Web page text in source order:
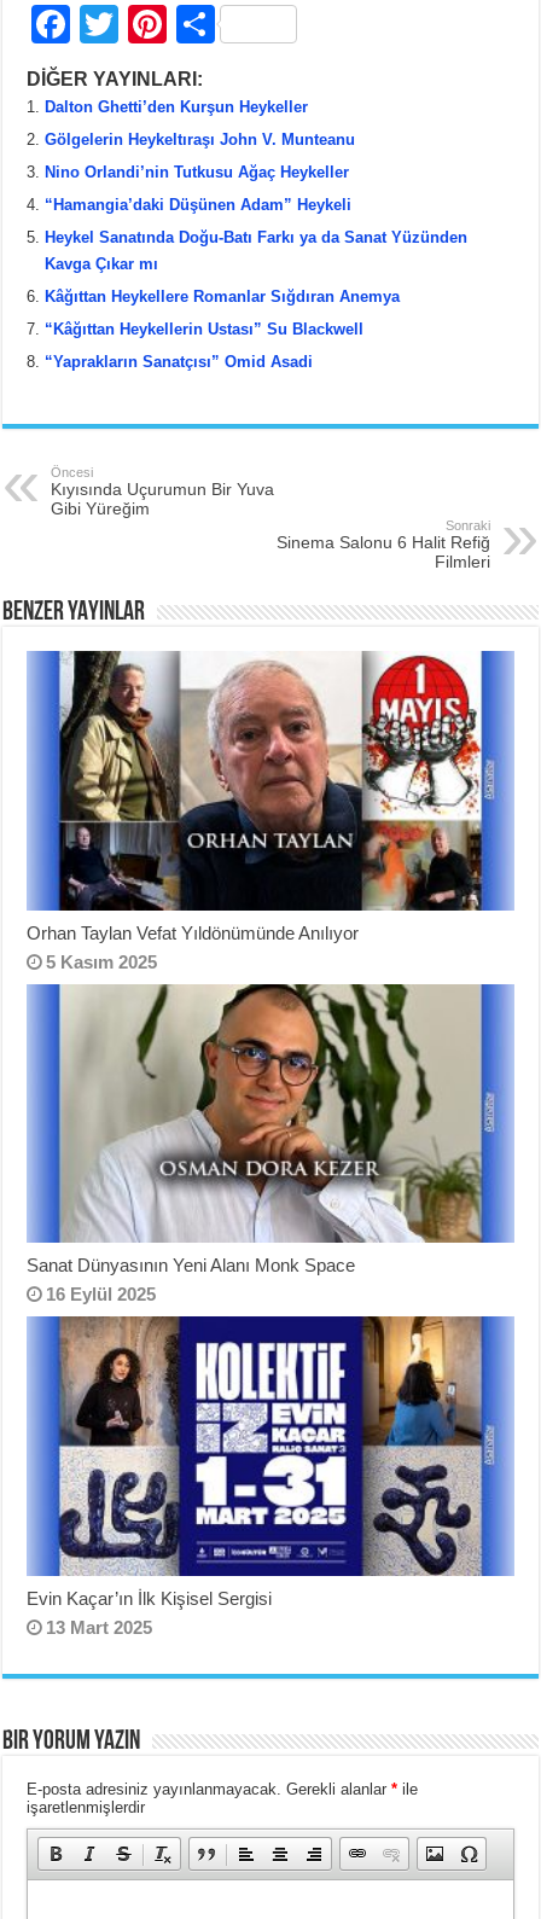
F
a
c
e
b
o
o
k
T
wi
tt
er
Pi
nt
er
e
st
S
ar
e
DİĞER YAYINLARI:
Dalton Ghetti’den Kurşun Heykeller
Gölgelerin Heykeltıraşı John V. Munteanu
Nino Orlandi’nin Tutkusu Ağaç Heykeller
“Hamangia’daki Düşünen Adam” Heykeli
Heykel Sanatında Doğu-Batı Farkı ya da Sanat Yüzünden
Kavga Çıkar mı
Kâğıttan Heykellere Romanlar Sığdıran Anemya
“Kâğıttan Heykellerin Ustası” Su Blackwell
“Yaprakların Sanatçısı” Omid Asadi
Öncesi
Kıyısında Uçurumun Bir Yuva
Gibi Yüreğim
Sonraki
Sinema Salonu 6 Halit Refiğ
Filmleri
BENZER YAYINLAR
Orhan Taylan Vefat Yıldönümünde Anılıyor
5 Kasım 2025
Sanat Dünyasının Yeni Alanı Monk Space
16 Eylül 2025
Evin Kaçar’ın İlk Kişisel Sergisi
13 Mart 2025
BIR YORUM YAZIN
E-posta adresiniz yayınlanmayacak. Gerekli alanlar* ile
işaretlenmişlerdir